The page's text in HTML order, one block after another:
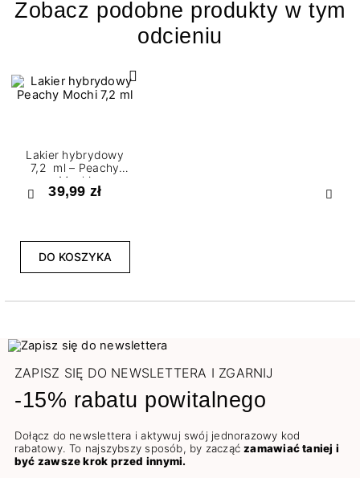
Zobacz podobne produkty w tym
odcieniu
Poprzedni
Lakier hybrydowy
7,2 ml – Peachy
Mochi
39,99 zł
DO KOSZYKA
ZAPISZ SIĘ DO NEWSLETTERA I ZGARNIJ
-15% rabatu powitalnego
Dołącz do newslettera i aktywuj swój jednorazowy kod
rabatowy. To najszybszy sposób, by zacząćzamawiać taniej i
być zawsze krok przed innymi.